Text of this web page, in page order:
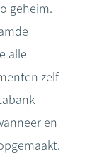
geheim.
alle
zelf
en